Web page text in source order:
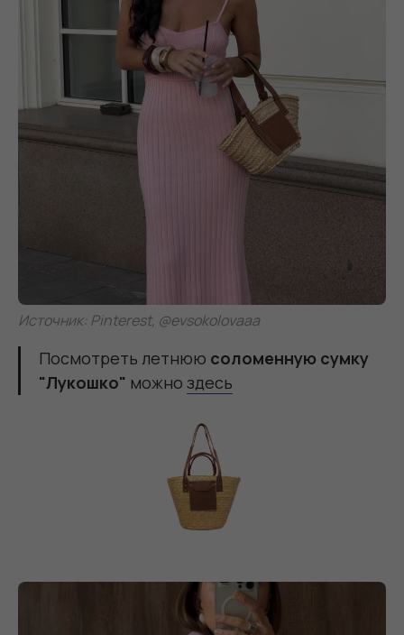
Источник: Pinterest, @evsokolovaaa
Посмотреть летнюю соломенную сумку
"Лукошко" можно здесь